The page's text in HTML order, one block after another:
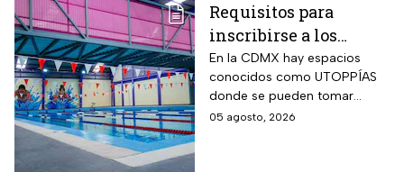
Requisitos para
inscribirse a los
talleres de la UTOPÍA
Coyoacán
En la CDMX hay espacios
conocidos como UTOPPÍAS
donde se pueden tomar
talleres y practicar deportes y
05 agosto, 2026